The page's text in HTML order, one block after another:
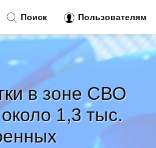
в зоне СВО
1,3 тыс.
Поиск Пользователям